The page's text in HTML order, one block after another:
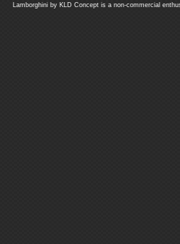
Lamborghini by KLD Concept is a non-commercial